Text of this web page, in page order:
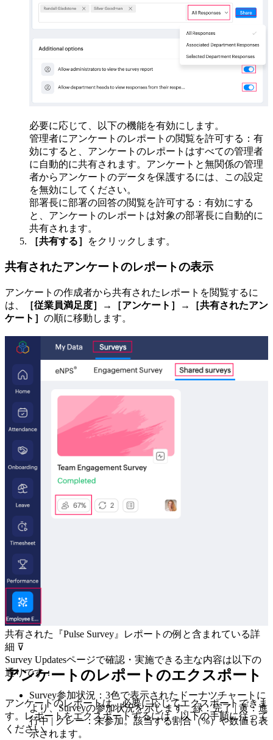
必要に応じて、以下の機能を有効にします。
管理者にアンケートのレポートの閲覧を許可する：有
効にすると、アンケートのレポートはすべての管理者
に自動的に共有されます。アンケートと無関係の管理
者からアンケートのデータを保護するには、この設定
を無効にしてください。
部署長に部署の回答の閲覧を許可する：有効にする
と、アンケートのレポートは対象の部署長に自動的に
共有されます。
［共有する］
をクリックします。
共有されたアンケートのレポートの表示
アンケートの作成者から共有されたレポートを閲覧するに
は、
［従業員満足度］→
［アンケート］→［共有されたアン
ケート］ の順に移動します。
共有された『Pulse Survey』レポートの例と含まれている詳
細 ⊽
Survey Updatesページで確認・実施できる主な内容は以下の
通りです：
Survey参加状況：3色で表示されたドーナツチャートに
より、Surveyの参加状況を示します。緑：完了 | 黄：進
行中 | グレー：未参加。該当する割合（%）や数値も表
示されます。
アンケートのレポートのエクスポート
アンケートのレポートは、必要に応じてエクスポートできま
す。レポートをエクスポートするには、以下の手順に従って
ください。